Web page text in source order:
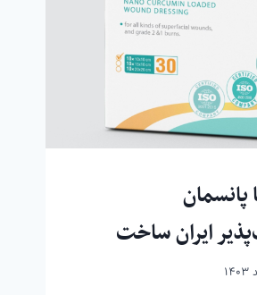
پانسمان
ایران ساخت